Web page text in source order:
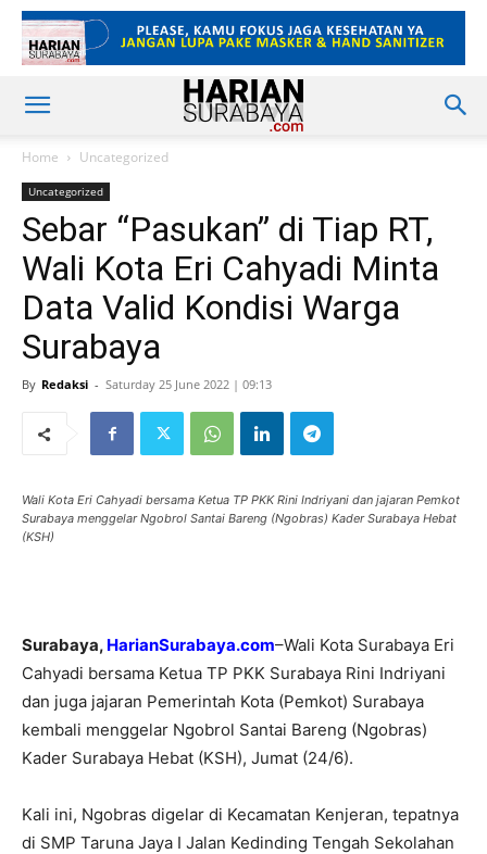
Home Uncategorized
Uncategorized
Sebar “Pasukan” di Tiap RT,
Wali Kota Eri Cahyadi Minta
Data Valid Kondisi Warga
Surabaya
By Redaksi - Saturday 25 June 2022 | 09:13
Wali Kota Eri Cahyadi bersama Ketua TP PKK Rini Indriyani dan jajaran Pemkot
Surabaya menggelar Ngobrol Santai Bareng (Ngobras) Kader Surabaya Hebat
(KSH)
Surabaya, HarianSurabaya.com–Wali Kota Surabaya Eri
Cahyadi bersama Ketua TP PKK Surabaya Rini Indriyani
dan juga jajaran Pemerintah Kota (Pemkot) Surabaya
kembali menggelar Ngobrol Santai Bareng (Ngobras)
Kader Surabaya Hebat (KSH), Jumat (24/6).
Kali ini, Ngobras digelar di Kecamatan Kenjeran, tepatnya
di SMP Taruna Jaya I Jalan Kedinding Tengah Sekolahan